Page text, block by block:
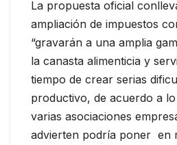
La propuesta oficial
ampliación de impuestos
“gravarán a una amplia
la canasta alimenticia y
tiempo de crear serias
productivo, de acuerdo a
varias asociaciones
advierten podría poner en